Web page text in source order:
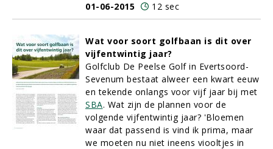
01-06-2015
12 sec
Wat voor soort golfbaan is dit over
vijfentwintig jaar?
Golfclub De Peelse Golf in Evertsoord-
Sevenum bestaat alweer een kwart eeuw
en tekende onlangs voor vijf jaar bij met
SBA. Wat zijn de plannen voor de
volgende vijfentwintig jaar? 'Bloemen
waar dat passend is vind ik prima, maar
we moeten nu niet ineens viooltjes in